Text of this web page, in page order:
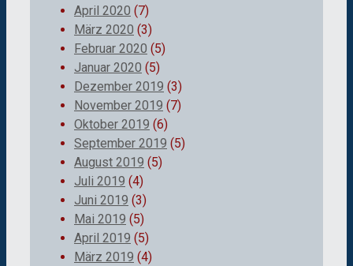
April 2020 (7)
März 2020 (3)
Februar 2020 (5)
Januar 2020 (5)
Dezember 2019 (3)
November 2019 (7)
Oktober 2019 (6)
September 2019 (5)
August 2019 (5)
Juli 2019 (4)
Juni 2019 (3)
Mai 2019 (5)
April 2019 (5)
März 2019 (4)